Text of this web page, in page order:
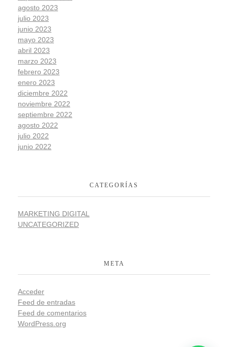
agosto 2023
julio 2023
junio 2023
mayo 2023
abril 2023
marzo 2023
febrero 2023
enero 2023
diciembre 2022
noviembre 2022
septiembre 2022
agosto 2022
julio 2022
junio 2022
CATEGORÍAS
MARKETING DIGITAL
UNCATEGORIZED
META
Acceder
Feed de entradas
Feed de comentarios
WordPress.org